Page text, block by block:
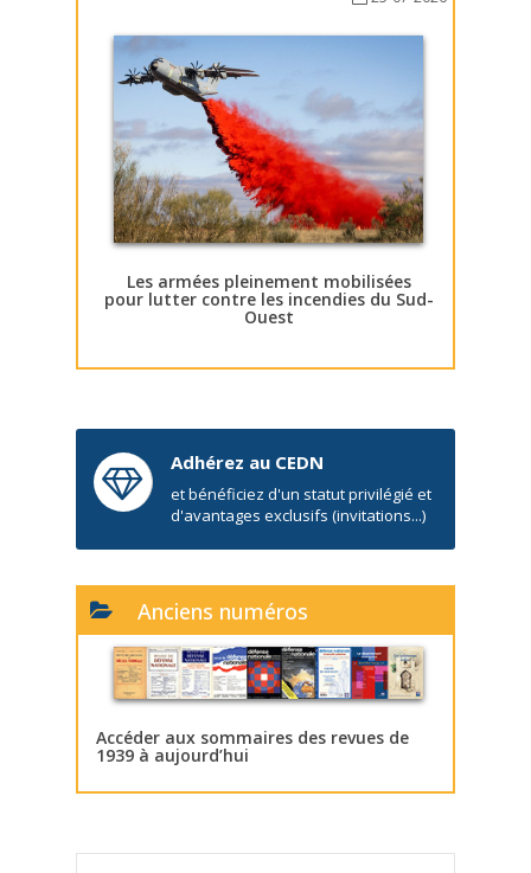
Les armées pleinement mobilisées
pour lutter contre les incendies du Sud-
Ouest
Adhérez au CEDN
et bénéficiez d'un statut privilégié et
d'avantages exclusifs (invitations...)
Anciens numéros
Accéder aux sommaires des revues de
1939 à aujourd’hui